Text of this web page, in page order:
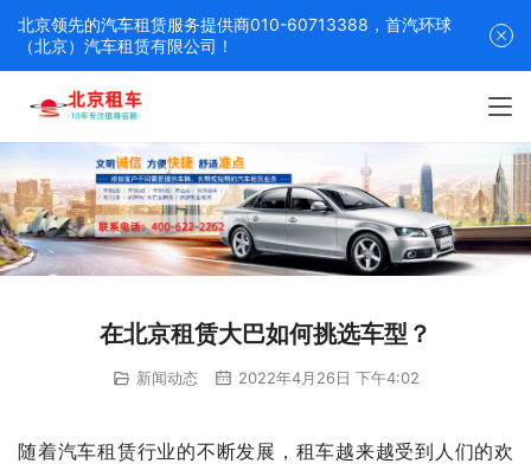
在北京租赁大巴如何挑选车型？
新闻动态 2022年4月26日 下午4:02
随着汽车租赁行业的不断发展，租车越来越受到人们的欢
北京领先的汽车租赁服务提供商010-60713388，首汽环球
（北京）汽车租赁有限公司！